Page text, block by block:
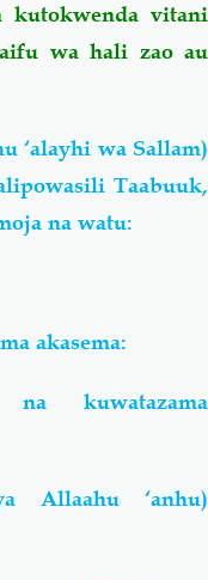
kutokwenda vitani
wa hali zao au
‘alayhi wa Sallam)
Taabuuk,
na watu:
akasema:
kuwatazama
Allaahu ‘anhu)